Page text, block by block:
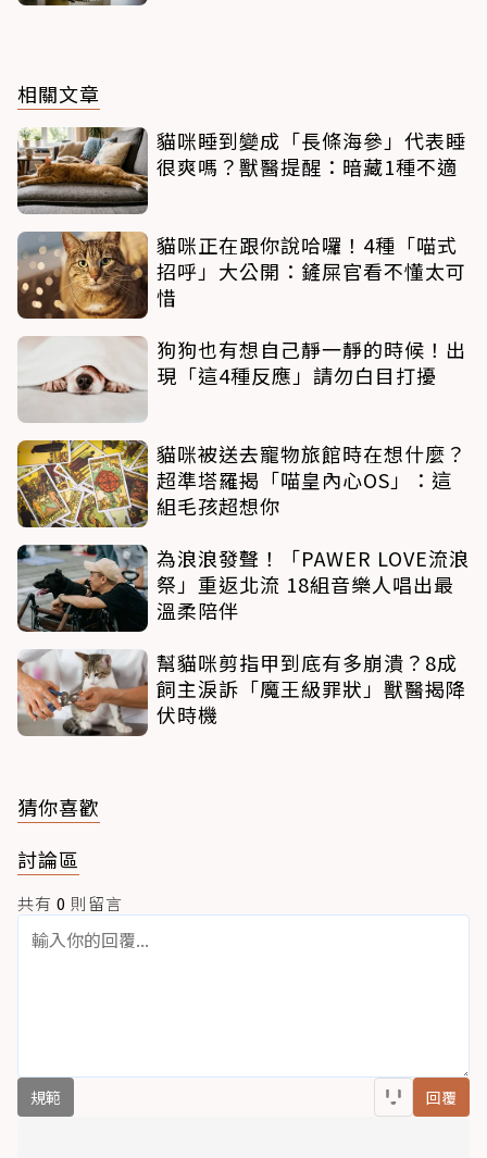
相關文章
貓咪睡到變成「長條海參」代表睡
很爽嗎？獸醫提醒：暗藏1種不適
貓咪正在跟你說哈囉！4種「喵式
招呼」大公開：鏟屎官看不懂太可
惜
狗狗也有想自己靜一靜的時候！出
現「這4種反應」請勿白目打擾
貓咪被送去寵物旅館時在想什麼？
超準塔羅揭「喵皇內心OS」：這
組毛孩超想你
為浪浪發聲！「PAWER LOVE流浪
祭」重返北流 18組音樂人唱出最
溫柔陪伴
幫貓咪剪指甲到底有多崩潰？8成
飼主淚訴「魔王級罪狀」獸醫揭降
伏時機
猜你喜歡
討論區
共有 0 則留言
規範 回覆